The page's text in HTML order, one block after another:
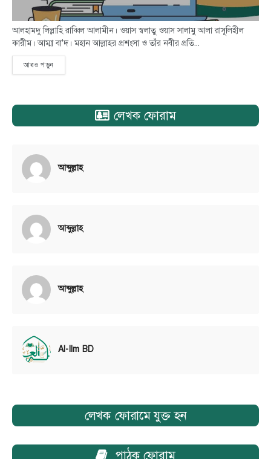
আলহামদু লিল্লাহি রাব্বিল আলামীন। ওয়াস স্বলাতু ওয়াস সালামু আলা রাসূলিহীল
কারীম। আম্মা বা'দ। মহান আল্লাহর প্রশংসা ও তাঁর নবীর প্রতি...
আরও পড়ুন
লেখক ফোরাম
আব্দুল্লাহ
আব্দুল্লাহ
আব্দুল্লাহ
Al-Ilm BD
লেখক ফোরামে যুক্ত হন
পাঠক ফোরাম